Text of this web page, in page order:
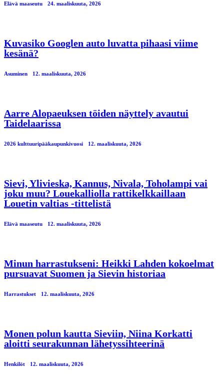
Elävä maaseutu 24. maaliskuuta, 2026
Kuvasiko Googlen auto luvatta pihaasi viime
kesänä?
Asuminen 12. maaliskuuta, 2026
Aarre Alopaeuksen töiden näyttely avautui
Taidelaarissa
2026 kulttuuripääkaupunkivuosi 12. maaliskuuta, 2026
Sievi, Ylivieska, Kannus, Nivala, Toholampi vai
joku muu? Louekalliolla rattikelkkaillaan
Louetin valtias -tittelistä
Elävä maaseutu 12. maaliskuuta, 2026
Minun harrastukseni: Heikki Lahden kokoelmat
pursuavat Suomen ja Sievin historiaa
Harrastukset 12. maaliskuuta, 2026
Monen polun kautta Sieviin, Niina Korkatti
aloitti seurakunnan lähetyssihteerinä
Henkilöt 12. maaliskuuta, 2026